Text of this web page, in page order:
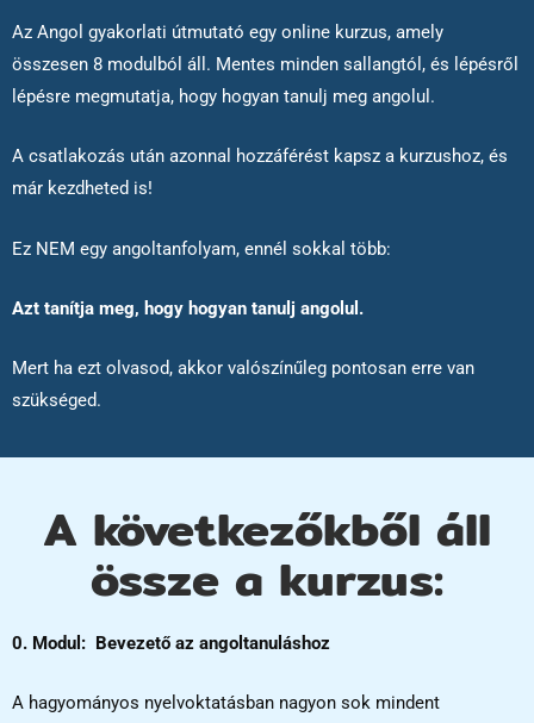
Az Angol gyakorlati útmutató egy online kurzus, amely
összesen 8 modulból áll. Mentes minden sallangtól, és lépésről
lépésre megmutatja, hogy hogyan tanulj meg angolul.
A csatlakozás után azonnal hozzáférést kapsz a kurzushoz, és
már kezdheted is!
Ez NEM egy angoltanfolyam, ennél sokkal több:
Azt tanítja meg, hogy hogyan tanulj angolul.
Mert ha ezt olvasod, akkor valószínűleg pontosan erre van
szükséged.
A következőkből áll
össze a kurzus:
0. Modul: Bevezető az angoltanuláshoz
A hagyományos nyelvoktatásban nagyon sok mindent